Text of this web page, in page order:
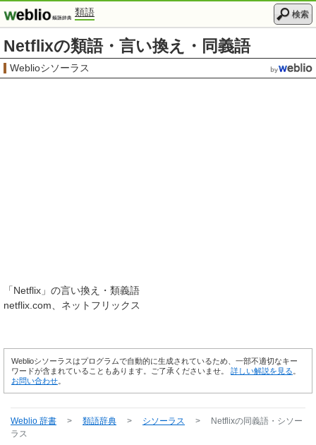
類語 検索
Netflixの類語・言い換え・同義語
Weblioシソーラス
「Netflix 」の言い換え・類義語
netflix.com
ネットフリックス
Weblioシソーラスはプログラムで自動的に生成されているため、一部不適切なキー
ワードが含まれていることもあります。ご了承くださいませ。 詳しい解説を見る
お問い合わせ
Weblio 辞書 > 類語辞典 > シソーラス > Netflixの同義語・シソー
ラス